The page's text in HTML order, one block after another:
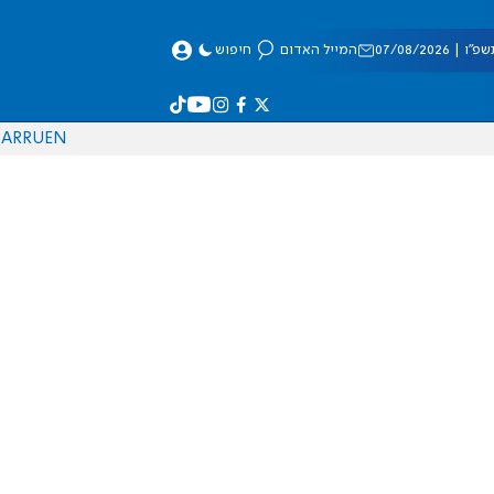
08/2026 המייל האדום חיפוש
EN
RU
AR